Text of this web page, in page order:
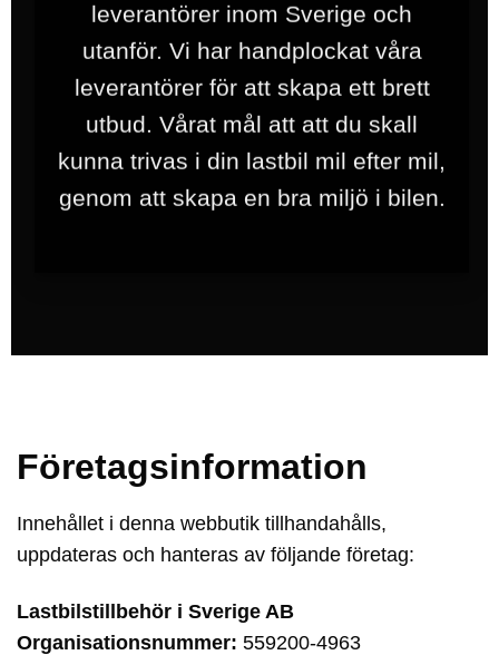
leverantörer inom Sverige och
utanför. Vi har handplockat våra
leverantörer för att skapa ett brett
utbud. Vårat mål att att du skall
kunna trivas i din lastbil mil efter mil,
genom att skapa en bra miljö i bilen.
Företagsinformation
Innehållet i denna webbutik tillhandahålls,
uppdateras och hanteras av följande företag:
Lastbilstillbehör i Sverige AB
Organisationsnummer: 559200-4963